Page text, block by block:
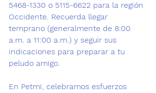
5468-1330 o 5115-6622 para la región
Occidente. Recuerda llegar
temprano (generalmente de 8:00
a.m. a 11:00 a.m.) y seguir sus
indicaciones para preparar a tu
peludo amigo.
En Petmi, celebramos esfuerzos